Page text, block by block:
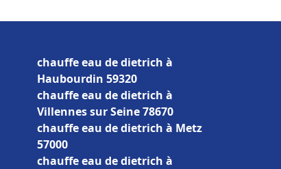
chauffe eau de dietrich à
Haubourdin 59320
chauffe eau de dietrich à
Villennes sur Seine 78670
chauffe eau de dietrich à Metz
57000
chauffe eau de dietrich à